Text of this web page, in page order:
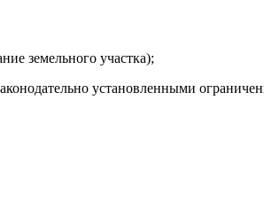
земельного участка);
установленными